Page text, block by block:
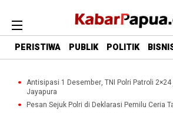
PERISTIWA PUBLIK POLITIK
Antisipasi 1 Desember, TNI Polri Patroli
Jayapura
Pesan Sejuk Polri di Deklarasi Pemilu Ceria